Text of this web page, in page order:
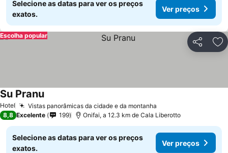
Selecione as datas para ver os preços
exatos.
Ver preços
Partilhar
Escolha popular
Hotel Vistas panorâmicas da cidade e da montanha
Su Pranu
8,8 Excelente 199 Onifai, a 12.3 km de Cala Liberotto
Selecione as datas para ver os preços
exatos.
Ver preços